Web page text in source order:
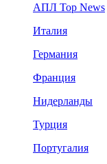
АПЛ Top News
Италия
Германия
Франция
Нидерланды
Турция
Португалия